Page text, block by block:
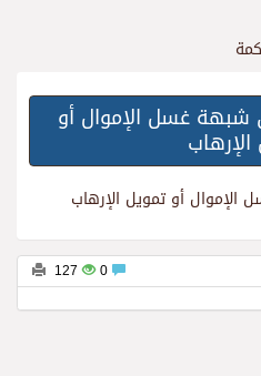
شبهة غسل الإموال أو
الإموال أو تمويل الإرهاب
127